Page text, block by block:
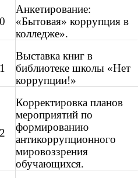
Анкетирование:
«Бытовая» коррупция в
колледже».
Выставка книг в
библиотеке школы «Нет
коррупции!»
Корректировка планов
мероприятий по
формированию
антикоррупционного
мировоззрения
обучающихся.